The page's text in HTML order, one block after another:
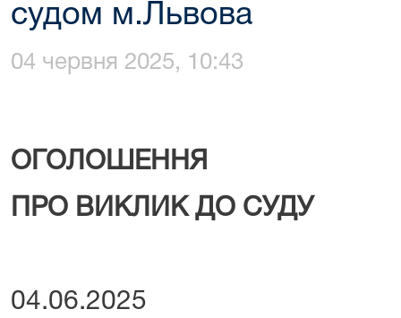
судом м.Львова
04 червня 2025, 10:43
ОГОЛОШЕННЯ
ПРО ВИКЛИК ДО СУДУ
04.06.2025 №